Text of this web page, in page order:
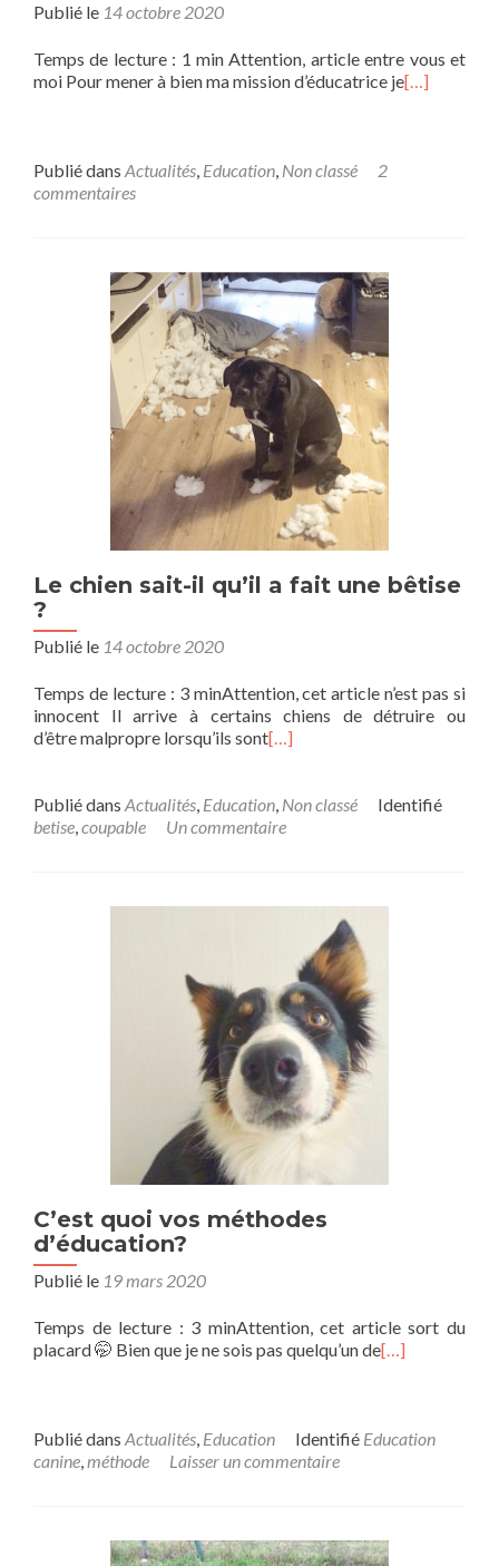
Publié le 14 octobre 2020
Temps de lecture : 1 min Attention, article entre vous et
moi Pour mener à bien ma mission d’éducatrice je[…]
Publié dans Actualités, Education, Non classé
2
commentaires
Le chien sait-il qu’il a fait une bêtise
?
Publié le 14 octobre 2020
Temps de lecture : 3 minAttention, cet article n’est pas si
innocent Il arrive à certains chiens de détruire ou
d’être malpropre lorsqu’ils sont[…]
Publié dans Actualités, Education, Non classé
Identifié
betise,coupable Un commentaire
C’est quoi vos méthodes
d’éducation?
Publié le 19 mars 2020
Temps de lecture : 3 minAttention, cet article sort du
placard 🤭 Bien que je ne sois pas quelqu’un de[…]
Publié dans Actualités, Education Identifié Education
canine,méthode Laisser un commentaire